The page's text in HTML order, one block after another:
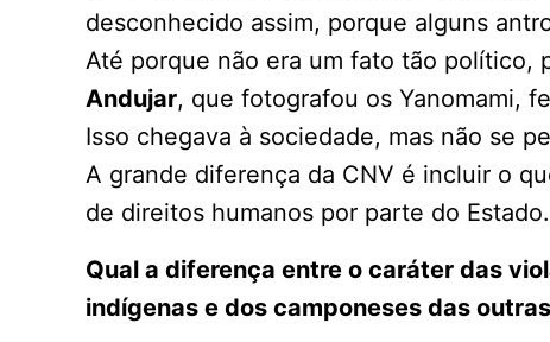
desconhecido assim, porque alguns
Até porque não era um fato tão político,
Andujar, que fotografou os Yanomami,
Isso chegava à sociedade, mas não se
A grande diferença da CNV é incluir o
de direitos humanos por parte do Estado.
Qual a diferença entre o caráter das
indígenas e dos camponeses das